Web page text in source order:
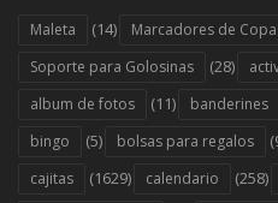
Maleta (14) Marcadores de
Soporte para Golosinas (28)
album de fotos (11) banderines
bingo (5) bolsas para regalos
cajitas (1629) calendario (258)